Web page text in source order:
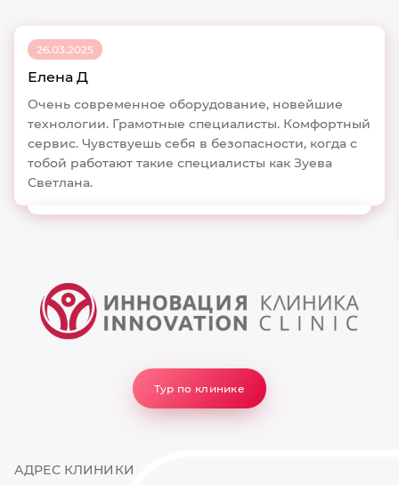
26.03.2025
Елена Д
Очень современное оборудование, новейшие
технологии. Грамотные специалисты. Комфортный
сервис. Чувствуешь себя в безопасности, когда с
тобой работают такие специалисты как Зуева
Светлана.
Тур по клинике
АДРЕС КЛИНИКИ